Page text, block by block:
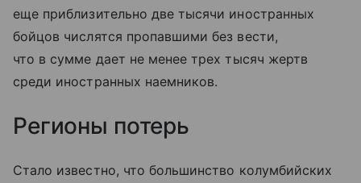
еще приблизительно две тысячи иностранных
бойцов числятся пропавшими без вести,
что в сумме дает не менее трех тысяч жертв
среди иностранных наемников.
Регионы потерь
Стало известно, что большинство колумбийских